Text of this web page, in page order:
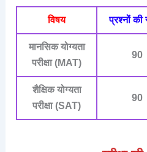
विषय प्रश्नों की
मानसिक योग्यता
परीक्षा (MAT)
90
शैक्षिक योग्यता
परीक्षा (SAT)
90